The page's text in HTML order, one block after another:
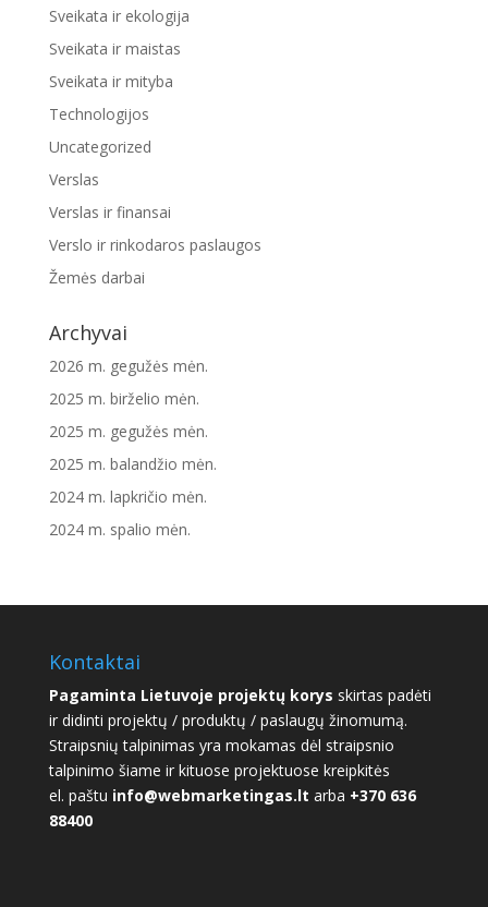
Sveikata ir ekologija
Sveikata ir maistas
Sveikata ir mityba
Technologijos
Uncategorized
Verslas
Verslas ir finansai
Verslo ir rinkodaros paslaugos
Žemės darbai
Archyvai
2026 m. gegužės mėn.
2025 m. birželio mėn.
2025 m. gegužės mėn.
2025 m. balandžio mėn.
2024 m. lapkričio mėn.
2024 m. spalio mėn.
Kontaktai
Pagaminta Lietuvoje projektų korys skirtas padėti
ir didinti projektų / produktų / paslaugų žinomumą.
Straipsnių talpinimas yra mokamas dėl straipsnio
talpinimo šiame ir kituose projektuose kreipkitės
el. paštu info@webmarketingas.lt arba +370 636
88400